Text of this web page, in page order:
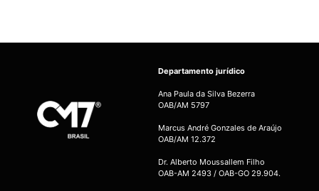
Departamento jurídico
Ana Paula da Silva Bezerra
OAB/AM 5797
Marcus André Gonzales de Araújo
OAB/AM 12.372
Dr. Alberto Moussallem Filho
OAB-AM 2493 / OAB-GO 29.904.